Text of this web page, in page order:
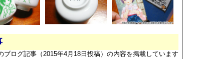
ブログ記事（2015年4月18日投稿）の内容を掲載しています